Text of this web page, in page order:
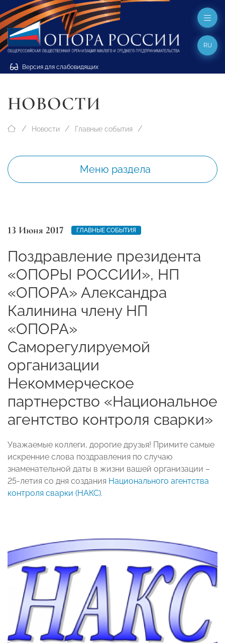
Версия для слабовидящих
RU
НОВОСТИ
Новости Главные события
Меню раздела
13 Июня 2017 ГЛАВНЫЕ СОБЫТИЯ
Поздравление президента
«ОПОРЫ РОССИИ», НП
«ОПОРА» Александра
Калинина члену НП
«ОПОРА»
Саморегулируемой
организации
Некоммерческое
партнерство «Национальное
агентство контроля сварки»
Уважаемые коллеги, дорогие друзья! Примите самые
искренние слова поздравления по случаю
знаменательной даты в жизни вашей организации –
25-летия со дня создания Национального агентства
контроля сварки (НАКС).